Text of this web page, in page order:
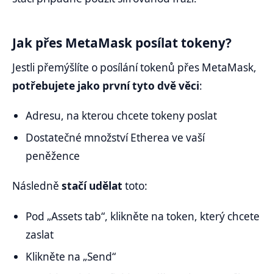
Jak přes MetaMask posílat tokeny?
Jestli přemýšlíte o posílání tokenů přes MetaMask,
potřebujete jako první tyto dvě věci:
Adresu, na kterou chcete tokeny poslat
Dostatečné množství Etherea ve vaší
peněžence
Následně stačí udělat toto:
Pod „Assets tab“, klikněte na token, který chcete
zaslat
Klikněte na „Send“